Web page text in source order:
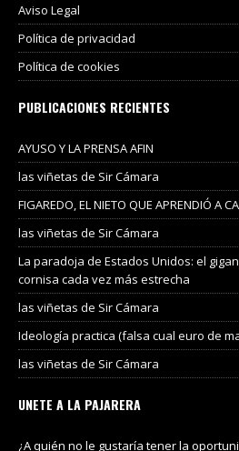
Aviso Legal
Política de privacidad
Política de cookies
PUBLICACIONES RECIENTES
AYUSO Y LA PRENSA AFIN
las viñetas de Sir Cámara
FIGAREDO, EL NIETO QUE APRENDIÓ A
las viñetas de Sir Cámara
La paradoja de Estados Unidos: el
cornisa cada vez más estrecha
las viñetas de Sir Cámara
Ideología practica (falsa cual euro de
las viñetas de Sir Cámara
UNETE A LA PAJARERA
¿A quién no le gustaría tener la